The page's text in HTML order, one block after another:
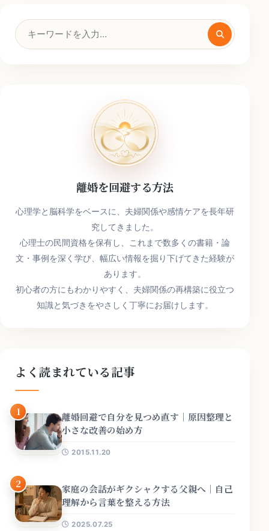
検
索
離婚を回避する方法
心理学と脳科学をベースに、夫婦関係や感情ケアを長年研
究してきました。
心理士の民間資格を保有し、これまで数多くの書籍・論
文・事例を深く学び、幅広い情報を掘り下げてきた経験が
あります。
初心者の方にもわかりやすく、夫婦関係の再構築に役立つ
知識と気づきをやさしく丁寧にお届けします。
よく読まれている記事
1
離婚回避で自分を見つめ直す｜原因整理と
小さな改善の始め方
2015.11.20
2
家庭の会話がギクシャクする父親へ｜自己
理解から言葉を整える方法
2025.07.25